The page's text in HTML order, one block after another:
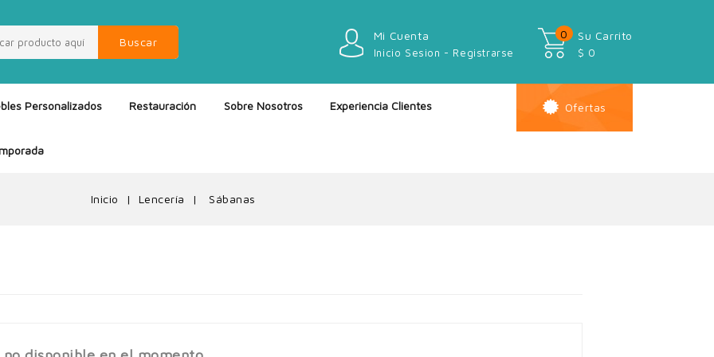
Su Carrito
$ 0
0
Mi Cuenta
Inicio Sesion - Registrarse
Buscar
Personalizados Restauración Sobre Nosotros Experiencia Clientes Ofertas
Inicio Lencería Sábanas